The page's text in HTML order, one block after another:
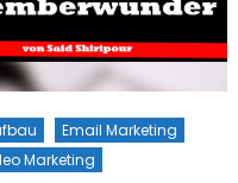
Email Marketing
Marketing